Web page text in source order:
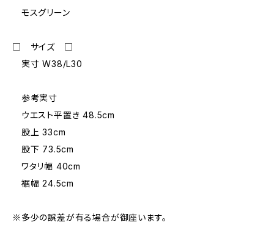
モスグリーン
□ サイズ □
実寸 W38/L30
参考実寸
ウエスト平置き 48.5cm
股上 33cm
股下 73.5cm
ワタリ幅 40cm
裾幅 24.5cm
※多少の誤差が有る場合が御座います。